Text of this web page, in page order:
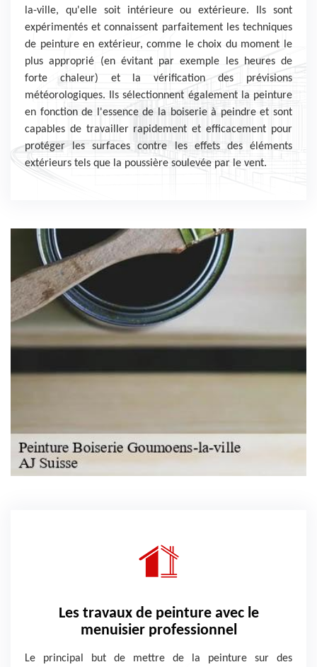
la-ville, qu'elle soit intérieure ou extérieure. Ils sont
expérimentés et connaissent parfaitement les techniques
de peinture en extérieur, comme le choix du moment le
plus approprié (en évitant par exemple les heures de
forte chaleur) et la vérification des prévisions
météorologiques. Ils sélectionnent également la peinture
en fonction de l'essence de la boiserie à peindre et sont
capables de travailler rapidement et efficacement pour
protéger les surfaces contre les effets des éléments
extérieurs tels que la poussière soulevée par le vent.
Les travaux de peinture avec le
menuisier professionnel
Le principal but de mettre de la peinture sur des